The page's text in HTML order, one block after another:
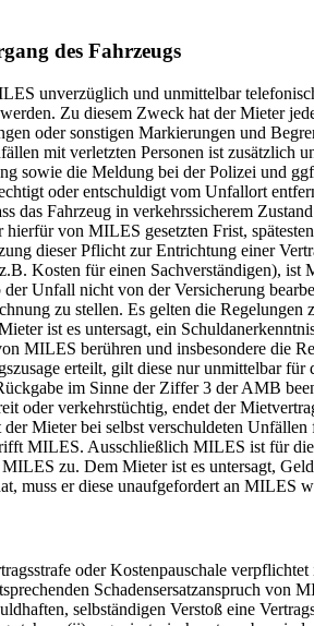
des Fahrzeugs
unverzüglich und unmittelbar
Zu diesem Zweck hat der Mieter
oder sonstigen Markierungen und
mit verletzten Personen ist zusätzlich
sowie die Meldung bei der Polizei und
oder entschuldigt vom Unfallort
das Fahrzeug in verkehrssicherem
von MILES gesetzten Frist,
dieser Pflicht zur Entrichtung einer
Kosten für einen Sachverständigen),
Unfall nicht von der Versicherung
zu stellen. Es gelten die
ist es untersagt, ein
MILES berühren und insbesondere die
erteilt, gilt diese nur unmittelbar
im Sinne der Ziffer 3 der AMB
oder verkehrstüchtig, endet der
Mieter bei selbst verschuldeten
MILES. Ausschließlich MILES ist für
zu. Dem Mieter ist es untersagt,
muss er diese unaufgefordert an MILES
oder Kostenpauschale
Schadensersatzanspruch von
selbständigen Verstoß eine